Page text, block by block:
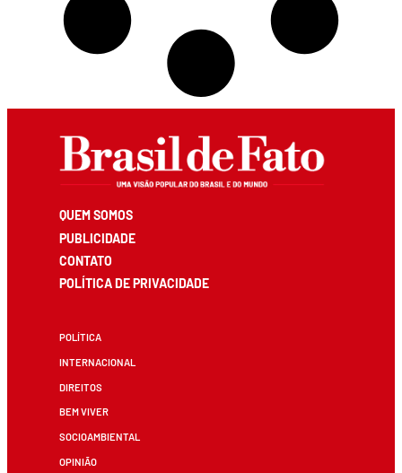
QUEM SOMOS
PUBLICIDADE
CONTATO
POLÍTICA DE PRIVACIDADE
POLÍTICA
INTERNACIONAL
DIREITOS
BEM VIVER
SOCIOAMBIENTAL
OPINIÃO